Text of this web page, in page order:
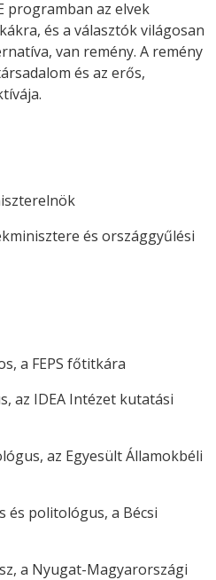
programban az elvek
és a választók világosan
van remény. A remény
és az erős,
és országgyűlési
a FEPS főtitkára
az IDEA Intézet kutatási
az Egyesült Államokbéli
és politológus, a Bécsi
a Nyugat-Magyarországi